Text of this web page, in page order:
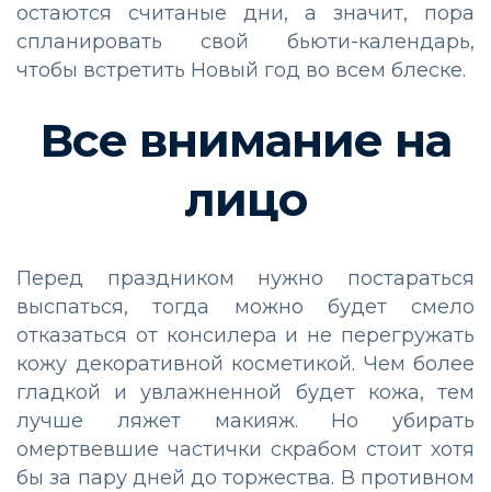
остаются считаные дни, а значит, пора
спланировать свой бьюти-календарь,
чтобы встретить Новый год во всем блеске.
Все внимание на
лицо
Перед праздником нужно постараться
выспаться, тогда можно будет смело
отказаться от консилера и не перегружать
кожу декоративной косметикой. Чем более
гладкой и увлажненной будет кожа, тем
лучше ляжет макияж. Но убирать
омертвевшие частички скрабом стоит хотя
бы за пару дней до торжества. В противном